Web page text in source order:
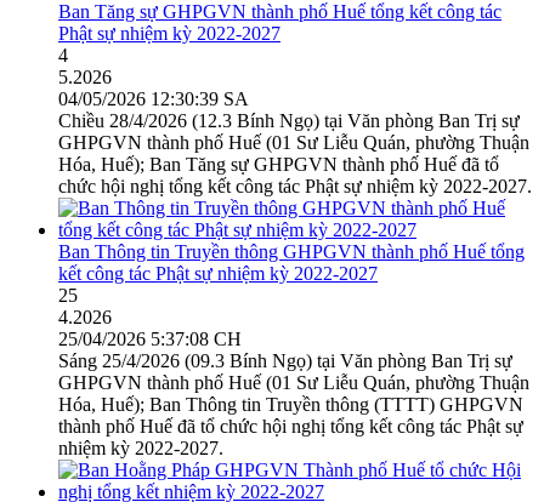
Ban Tăng sự GHPGVN thành phố Huế tổng kết công tác
Phật sự nhiệm kỳ 2022-2027
4
5.2026
04/05/2026 12:30:39 SA
Chiều 28/4/2026 (12.3 Bính Ngọ) tại Văn phòng Ban Trị sự
GHPGVN thành phố Huế (01 Sư Liễu Quán, phường Thuận
Hóa, Huế); Ban Tăng sự GHPGVN thành phố Huế đã tổ
chức hội nghị tổng kết công tác Phật sự nhiệm kỳ 2022-2027.
Ban Thông tin Truyền thông GHPGVN thành phố Huế tổng
kết công tác Phật sự nhiệm kỳ 2022-2027
25
4.2026
25/04/2026 5:37:08 CH
Sáng 25/4/2026 (09.3 Bính Ngọ) tại Văn phòng Ban Trị sự
GHPGVN thành phố Huế (01 Sư Liễu Quán, phường Thuận
Hóa, Huế); Ban Thông tin Truyền thông (TTTT) GHPGVN
thành phố Huế đã tổ chức hội nghị tổng kết công tác Phật sự
nhiệm kỳ 2022-2027.